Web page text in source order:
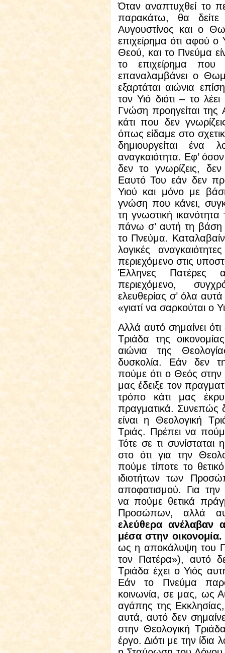
Όταναναπτυχθεί το
παρακάτω, θα δείτε
Αυγουστίνος και ο
επιχείρημα ότι αφού ο
Θεού, και το Πνεύμα
το επιχείρημα που
επαναλαμβάνει ο
εξαρτάται αιώνια
τον Υιό διότι – το
Γνώση προηγείται
κάτι που δεν
όπως είδαμε στο
δημιουργείται ένα
αναγκαιότητα. Εφ’
δεν το γνωρίζεις,
Εαυτό Του εάν δεν
Υιού και μόνο με
γνώση που κάνει,
τη γνωστική
πάνω σ’ αυτή τη βάση
το Πνεύμα.
λογικές
περιεχόμενο στις
Έλληνες Πατέρες
περιεχόμενο,
ελευθερίας σ’ όλα
«γιατί να σαρκούται ο
Αλλά αυτό σημαίνει
Τριάδα της
αιώνια της
δυσκολία. Εάν δεν
πούμε ότι ο Θεός στην
μας έδειξε τον
τρόπο κάτι μας
πραγματικά. Συνεπώς
είναι η Θεολογική
Τριάς. Πρέπει να
Τότε σε τι
στο ότι για την
πούμε τίποτε το
ιδιοτήτων των
αποφατισμού. Για
να πούμε θετικά
Προσώπων, αλλά
ελεύθερα ανέλαβαν
μέσα στην οικονομία.
ως η αποκάλυψη του
τον Πατέρα»), αυτό
Τριάδα έχει ο Υιός
Εάν το Πνεύμα
κοινωνία, σε μας, ως
αγάπης της
αυτά, αυτό δεν
στην Θεολογική
έργο. Διότι με την